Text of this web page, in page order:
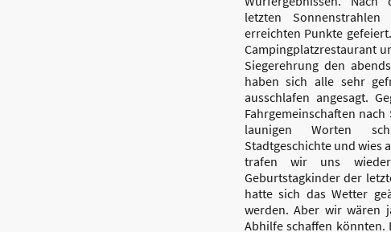
letzten
erreichten Punkte
Campingplatzrestaurant
Siegerehrung den
haben sich alle sehr
ausschlafen angesagt.
Fahrgemeinschaften
launigen Worten
Stadtgeschichte und wies
trafen wir uns
Geburtstagkinder der
hatte sich das Wetter
werden. Aber wir wären
Abhilfe schaffen könnten.